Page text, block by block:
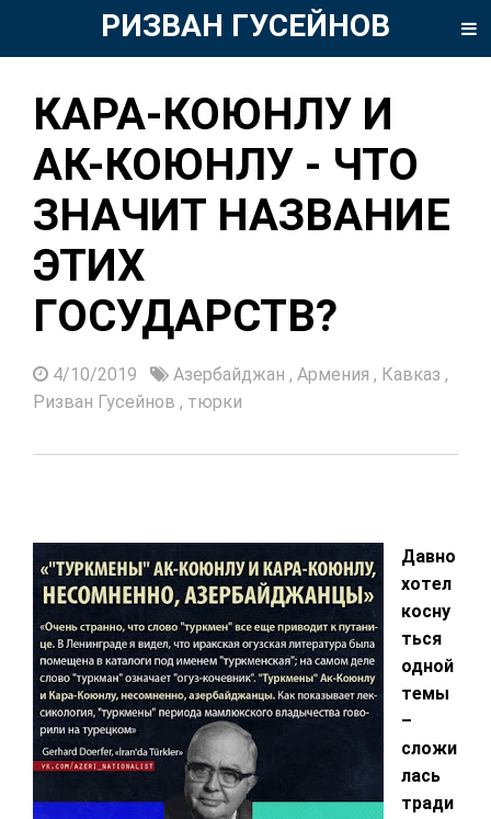
РИЗВАН ГУСЕЙНОВ
КАРА-КОЮНЛУ И
АК-КОЮНЛУ - ЧТО
ЗНАЧИТ НАЗВАНИЕ
ЭТИХ
ГОСУДАРСТВ?
4/10/2019 Азербайджан , Армения , Кавказ ,
Ризван Гусейнов , тюрки
Давно
хотел
косну
ться
одной
темы
–
сложи
лась
тради